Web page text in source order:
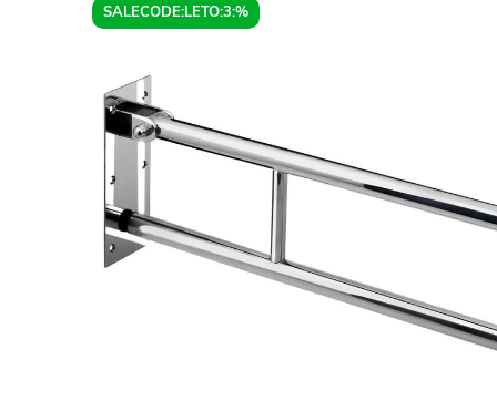
SALECODE:LETO:3:%